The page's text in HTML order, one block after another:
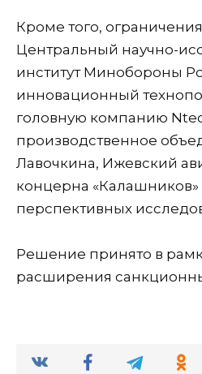
Кроме того,
Центральный научно-
институт Минобороны
инновационный
головную компанию
производственное
Лавочкина, Ижевский
концерна
перспективных
Решение принято в
расширения